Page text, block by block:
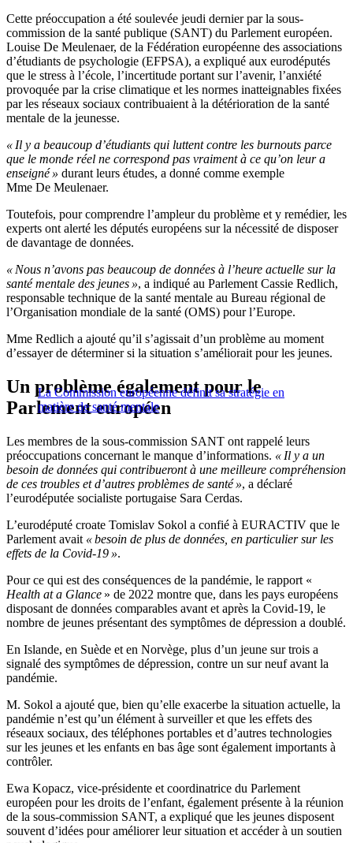
Cette préoccupation a été soulevée jeudi dernier par la sous-
commission de la santé publique (SANT) du Parlement européen.
Louise De Meulenaer, de la Fédération européenne des associations
d’étudiants de psychologie (EFPSA), a expliqué aux eurodéputés
que le stress à l’école, l’incertitude portant sur l’avenir, l’anxiété
provoquée par la crise climatique et les normes inatteignables fixées
par les réseaux sociaux contribuaient à la détérioration de la santé
mentale de la jeunesse.
« Il y a beaucoup d’étudiants qui luttent contre les burnouts parce
que le monde réel ne correspond pas vraiment à ce qu’on leur a
enseigné » durant leurs études, a donné comme exemple
Mme De Meulenaer.
Toutefois, pour comprendre l’ampleur du problème et y remédier, les
experts ont alerté les députés européens sur la nécessité de disposer
de davantage de données.
« Nous n’avons pas beaucoup de données à l’heure actuelle sur la
santé mentale des jeunes », a indiqué au Parlement Cassie Redlich,
responsable technique de la santé mentale au Bureau régional de
l’Organisation mondiale de la santé (OMS) pour l’Europe.
Mme Redlich a ajouté qu’il s’agissait d’un problème au moment
d’essayer de déterminer si la situation s’améliorait pour les jeunes.
La Commission européenne définit sa stratégie en
matière de santé mentale
Un problème également pour le
Parlement européen
Les membres de la sous-commission SANT ont rappelé leurs
préoccupations concernant le manque d’informations. « Il y a un
besoin de données qui contribueront à une meilleure compréhension
de ces troubles et d’autres problèmes de santé », a déclaré
l’eurodéputée socialiste portugaise Sara Cerdas.
L’eurodéputé croate Tomislav Sokol a confié à EURACTIV que le
Parlement avait « besoin de plus de données, en particulier sur les
effets de la Covid-19 ».
Pour ce qui est des conséquences de la pandémie, le rapport «
Health at a Glance » de 2022 montre que, dans les pays européens
disposant de données comparables avant et après la Covid-19, le
nombre de jeunes présentant des symptômes de dépression a doublé.
En Islande, en Suède et en Norvège, plus d’un jeune sur trois a
signalé des symptômes de dépression, contre un sur neuf avant la
pandémie.
M. Sokol a ajouté que, bien qu’elle exacerbe la situation actuelle, la
pandémie n’est qu’un élément à surveiller et que les effets des
réseaux sociaux, des téléphones portables et d’autres technologies
sur les jeunes et les enfants en bas âge sont également importants à
contrôler.
Ewa Kopacz, vice-présidente et coordinatrice du Parlement
européen pour les droits de l’enfant, également présente à la réunion
de la sous-commission SANT, a expliqué que les jeunes disposent
souvent d’idées pour améliorer leur situation et accéder à un soutien